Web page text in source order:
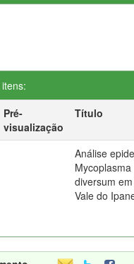
Pré-
visualização
Título
Análise
diversum
Vale do